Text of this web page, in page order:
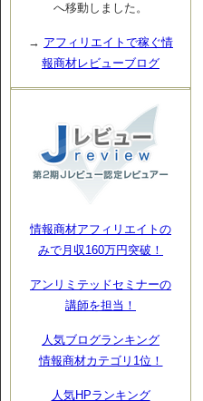
へ移動しました。
→ アフィリエイトで稼ぐ情
報商材レビューブログ
情報商材アフィリエイトの
みで月収160万円突破！
アンリミテッドセミナーの
講師を担当！
人気ブログランキング
情報商材カテゴリ1位！
人気HPランキング